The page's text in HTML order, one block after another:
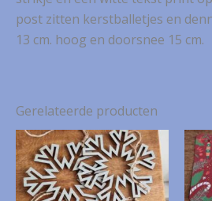
post zitten kerstballetjes en
13 cm. hoog en doorsnee 15 cm.
Gerelateerde producten